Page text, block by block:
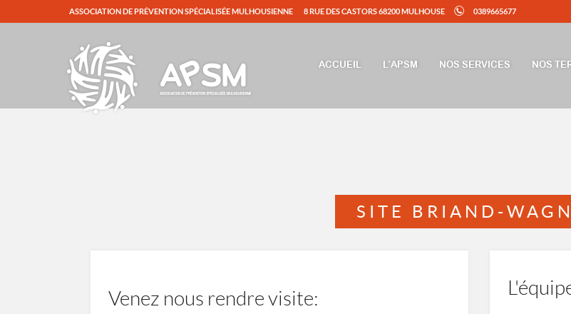
ASSOCIATION DE PRÉVENTION SPÉCIALISÉE MULHOUSIENNE 8 RUE DES CASTORS 68200 MULHOUSE 0389665677
ACCUEIL L’APSM NOS SERVICES NOS
SITE BRIAND-
Venez nous rendre visite: